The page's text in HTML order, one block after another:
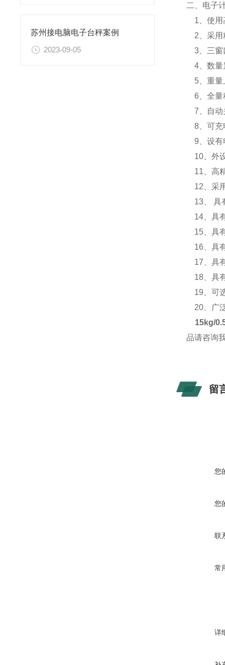
苏州接电脑电子台秤案例
2023-09-05
二、电子
1、使用
2、采用
3、三窗
4、数量
5、重量
6、全量
7、自动
8、可充
9、设有
10、外
11、高
12、采
13、 具
14、具
15、具
16、具
17、具
18、具
19、可
20、广
15kg/
品请咨询
留
您
您
联
常
详